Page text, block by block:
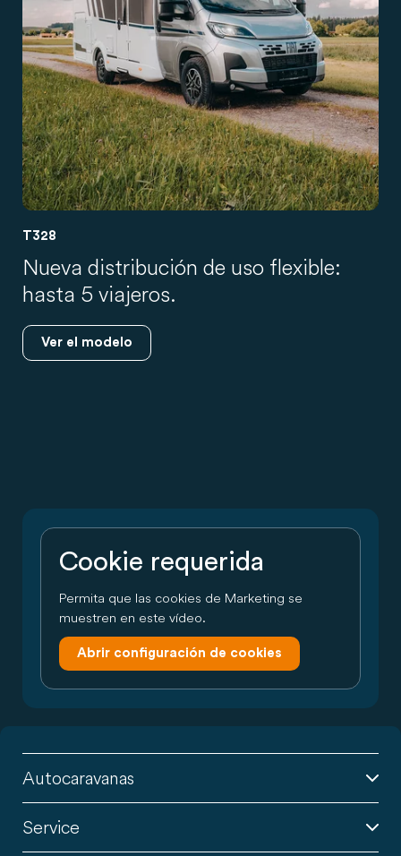
T328
Nueva distribución de uso flexible:
hasta 5 viajeros.
Ver el modelo
Cookie requerida
Permita que las cookies de Marketing se
muestren en este vídeo.
Abrir configuración de cookies
Autocaravanas
Service